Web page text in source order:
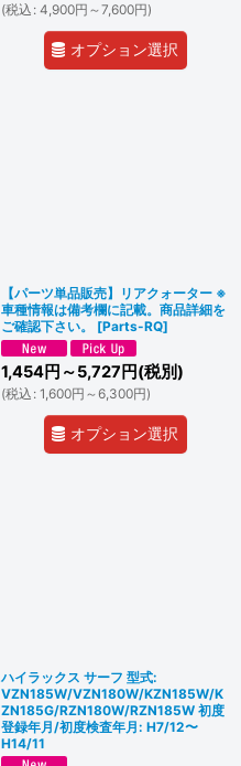
(税込 : 4,900円 ～7,600円)
オプション選択
【パーツ単品販売】リアクォーター ※
車種情報は備考欄に記載。商品詳細を
ご確認下さい。
[Parts-RQ]
1,454円 ～5,727 円(税別)
(税込 : 1,600円 ～6,300円)
オプション選択
ハイラックス サーフ 型式:
VZN185W/VZN180W/KZN185W/K
ZN185G/RZN180W/RZN185W 初度
登録年月/初度検査年月: H7/12〜
H14/11